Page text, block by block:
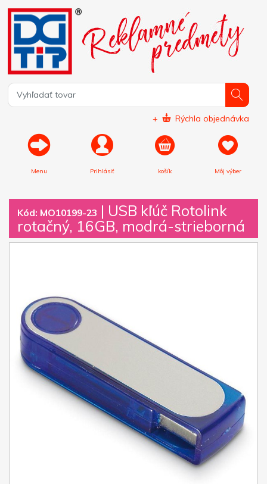
+ Rýchla objednávka
Menu Prihlásiť košík Môj výber
Kód: MO10199-23 | USB kľúč Rotolink
rotačný, 16GB, modrá-strieborná